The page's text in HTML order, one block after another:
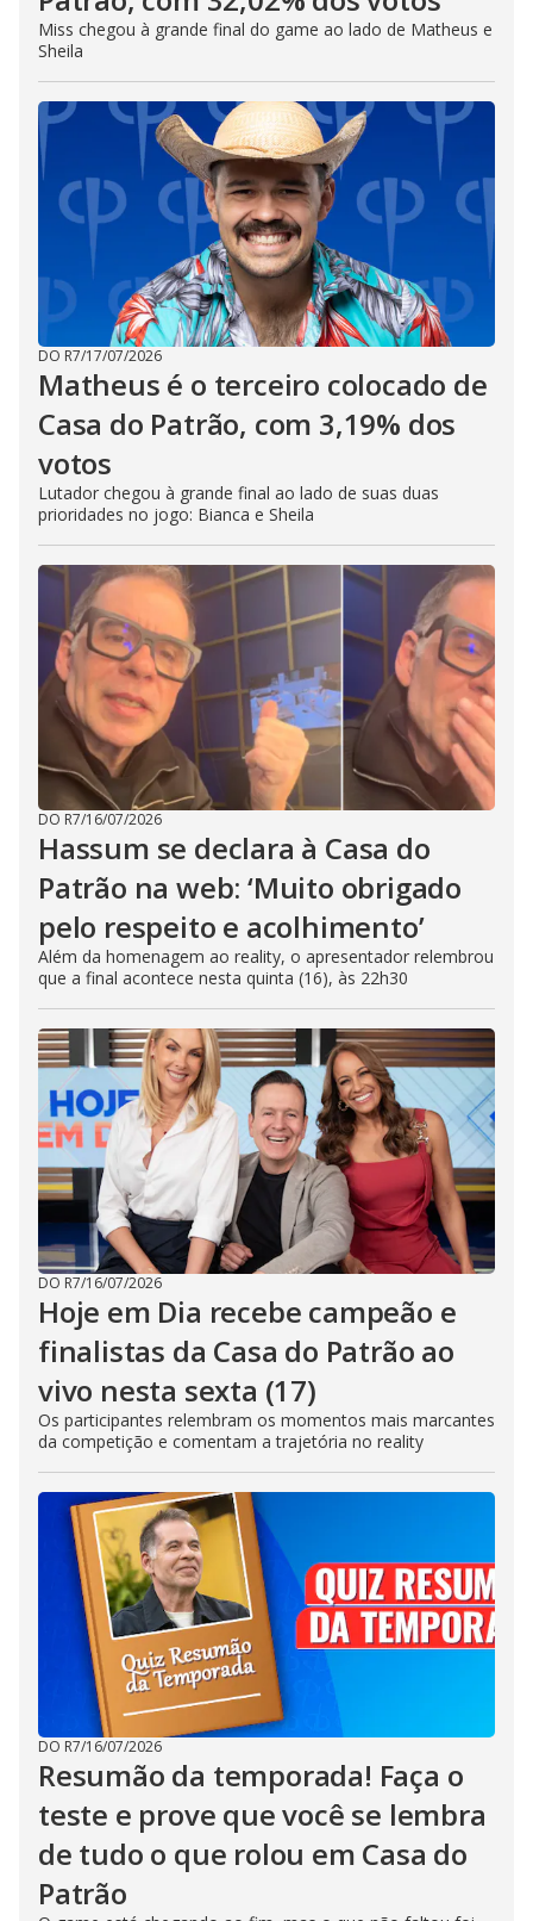
Miss chegou à grande final do game ao lado de Matheus e
Sheila
DO R7/17/07/2026
Matheus é o terceiro colocado de
Casa do Patrão, com 3,19% dos
votos
Lutador chegou à grande final ao lado de suas duas
prioridades no jogo: Bianca e Sheila
DO R7/16/07/2026
Hassum se declara à Casa do
Patrão na web: ‘Muito obrigado
pelo respeito e acolhimento’
Além da homenagem ao reality, o apresentador relembrou
que a final acontece nesta quinta (16), às 22h30
DO R7/16/07/2026
Hoje em Dia recebe campeão e
finalistas da Casa do Patrão ao
vivo nesta sexta (17)
Os participantes relembram os momentos mais marcantes
da competição e comentam a trajetória no reality
DO R7/16/07/2026
Resumão da temporada! Faça o
teste e prove que você se lembra
de tudo o que rolou em Casa do
Patrão